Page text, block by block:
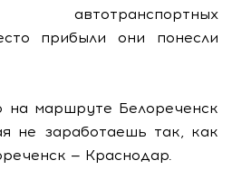
автотранспортных
прибыли они понесли
на маршруте Белореченск
не заработаешь так, как
— Краснодар.